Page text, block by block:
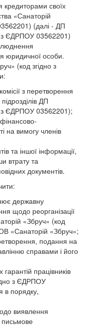
кредиторами своїх
«Санаторій
(далі - ДП
з ЄДРПОУ 03562201)
юридичної особи.
(код згідно з
з перетворення
ДП
з ЄДРПОУ 03562201);
на вимогу членів
та іншої інформації,
втрату та
документів.
державну
щодо реорганізації
«Збруч» (код
«Санаторій «Збруч»;
подання на
справами і його
працівників
з ЄДРПОУ
в порядку,
виявлення
письмове